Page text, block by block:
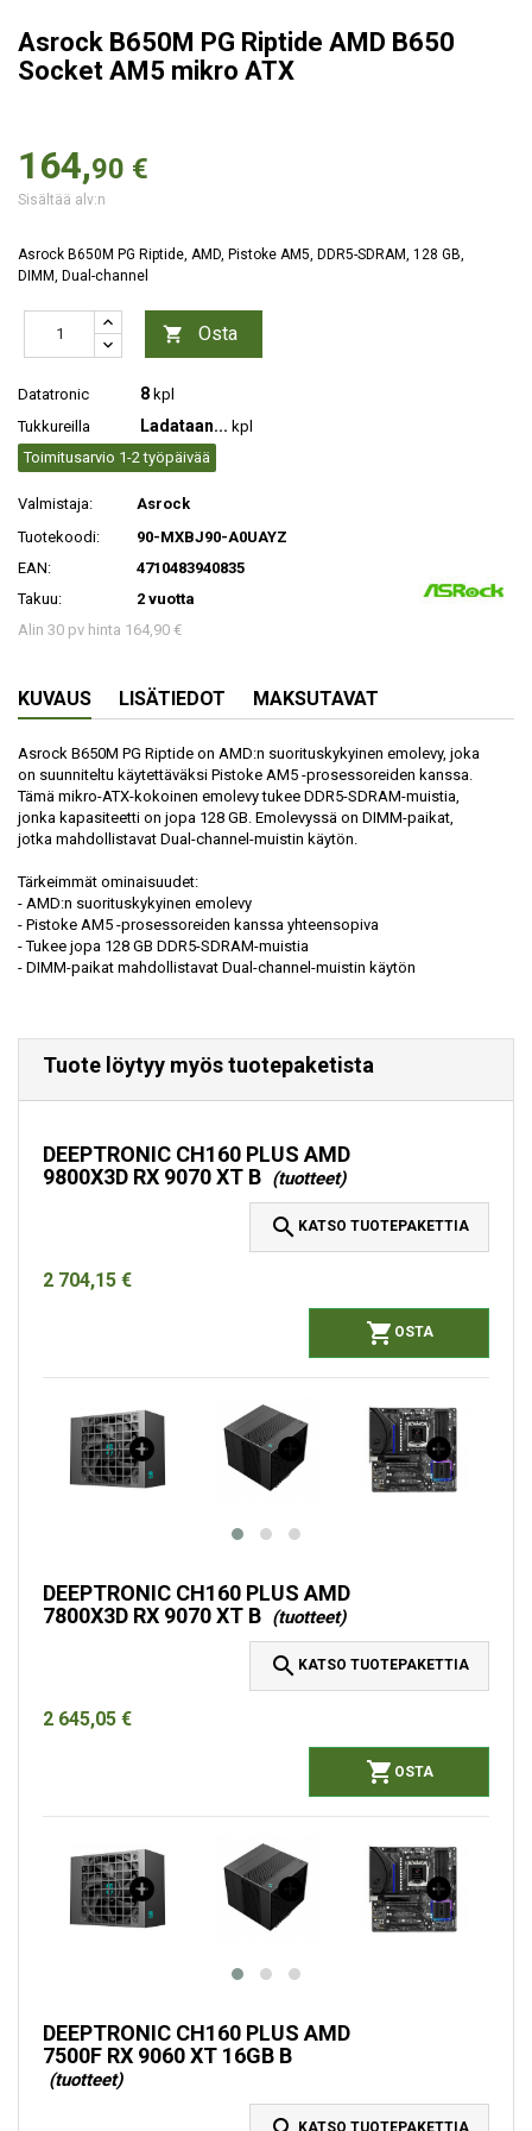
Asrock B650M PG Riptide AMD B650
Socket AM5 mikro ATX
164,90 €
Sisältää alv:n
Asrock B650M PG Riptide, AMD, Pistoke AM5, DDR5-SDRAM, 128 GB,
DIMM, Dual-channel
 Osta
Datatronic 8 kpl
Tukkureilla
Ladataan... kpl
Toimitusarvio 1-2 työpäivää
Valmistaja:
Asrock
Tuotekoodi:
90-MXBJ90-A0UAYZ
EAN:
4710483940835
Takuu:
2 vuotta
Alin 30 pv hinta 164,90 €
KUVAUS LISÄTIEDOT MAKSUTAVAT
Asrock B650M PG Riptide on AMD:n suorituskykyinen emolevy, joka
on suunniteltu käytettäväksi Pistoke AM5 -prosessoreiden kanssa.
Tämä mikro-ATX-kokoinen emolevy tukee DDR5-SDRAM-muistia,
jonka kapasiteetti on jopa 128 GB. Emolevyssä on DIMM-paikat,
jotka mahdollistavat Dual-channel-muistin käytön.
Tärkeimmät ominaisuudet:
- AMD:n suorituskykyinen emolevy
- Pistoke AM5 -prosessoreiden kanssa yhteensopiva
- Tukee jopa 128 GB DDR5-SDRAM-muistia
- DIMM-paikat mahdollistavat Dual-channel-muistin käytön
Tuote löytyy myös tuotepaketista
DEEPTRONIC CH160 PLUS AMD
9800X3D RX 9070 XT B (tuotteet)
 KATSO TUOTEPAKETTIA
2 704,15 €
 OSTA
DEEPTRONIC CH160 PLUS AMD
7800X3D RX 9070 XT B (tuotteet)
 KATSO TUOTEPAKETTIA
2 645,05 €
 OSTA
DEEPTRONIC CH160 PLUS AMD
7500F RX 9060 XT 16GB B
(tuotteet)